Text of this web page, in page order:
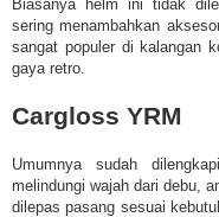
Biasanya helm ini tidak
sering menambahkan
sangat populer di kalangan
gaya retro.
Cargloss YRM
Umumnya sudah
melindungi wajah dari debu,
dilepas pasang sesuai